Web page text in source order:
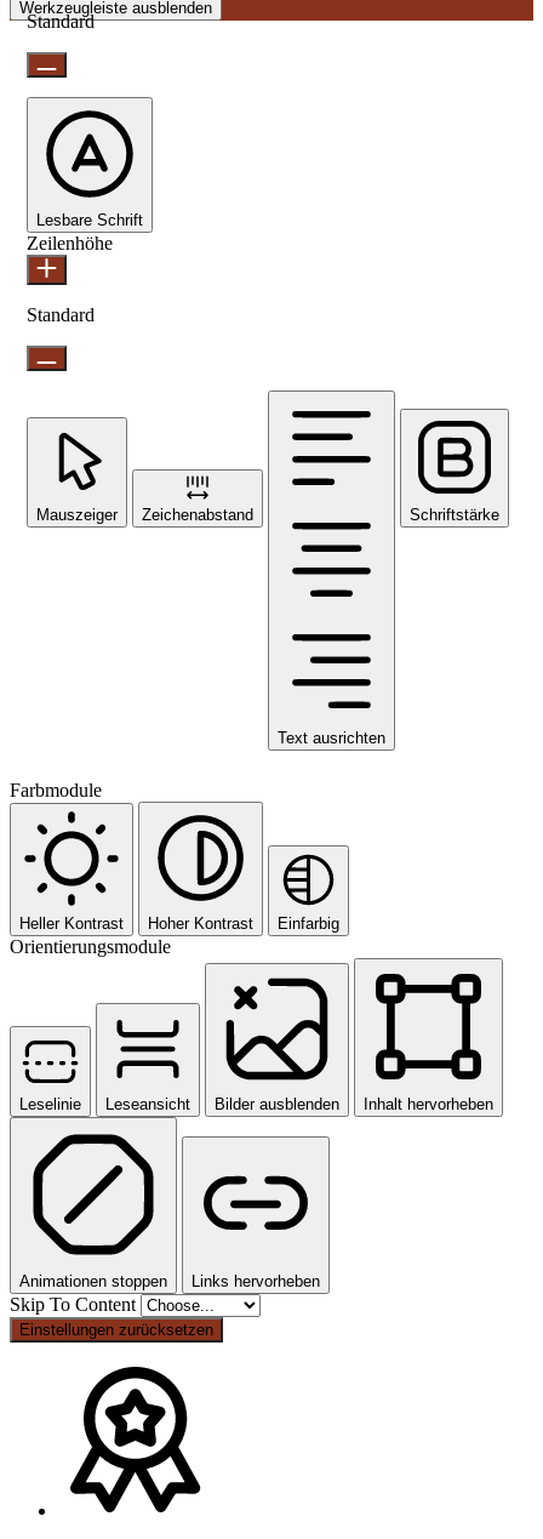
Werkzeugleiste ausblenden
Standard
Lesbare Schrift
Zeilenhöhe
Standard
Mauszeiger Zeichenabstand
Text ausrichten
Schriftstärke
Farbmodule
Heller Kontrast Hoher Kontrast Einfarbig
Orientierungsmodule
Leselinie Leseansicht Bilder ausblenden Inhalt hervorheben
Animationen stoppen Links hervorheben
Skip To Content
Einstellungen zurücksetzen